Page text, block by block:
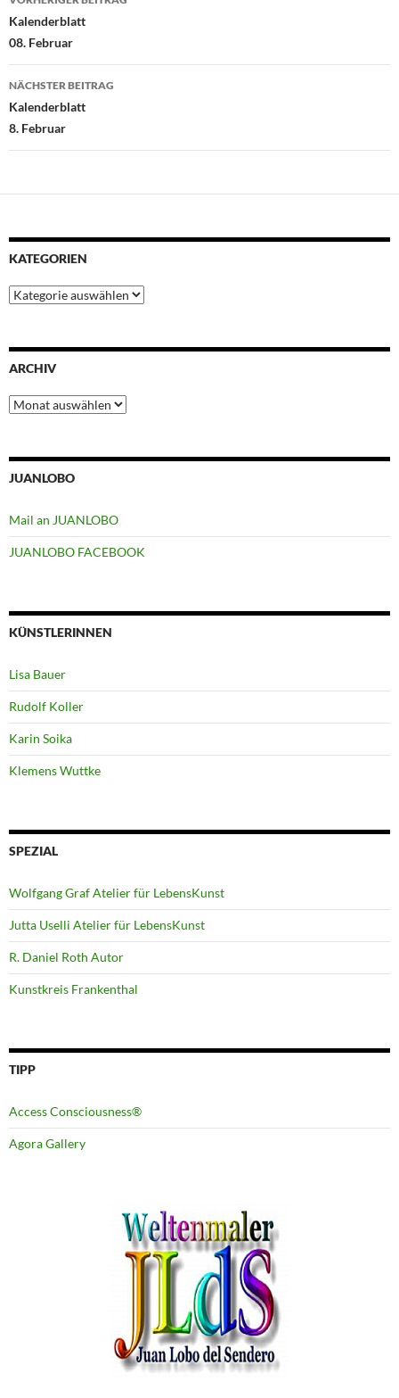
Kalenderblatt
08. Februar
NÄCHSTER BEITRAG
Kalenderblatt
8. Februar
KATEGORIEN
Kategorien
ARCHIV
Archiv
JUANLOBO
Mail an JUANLOBO
JUANLOBO FACEBOOK
KÜNSTLERINNEN
Lisa Bauer
Rudolf Koller
Karin Soika
Klemens Wuttke
SPEZIAL
Wolfgang Graf Atelier für LebensKunst
Jutta Uselli Atelier für LebensKunst
R. Daniel Roth Autor
Kunstkreis Frankenthal
TIPP
Access Consciousness®
Agora Gallery